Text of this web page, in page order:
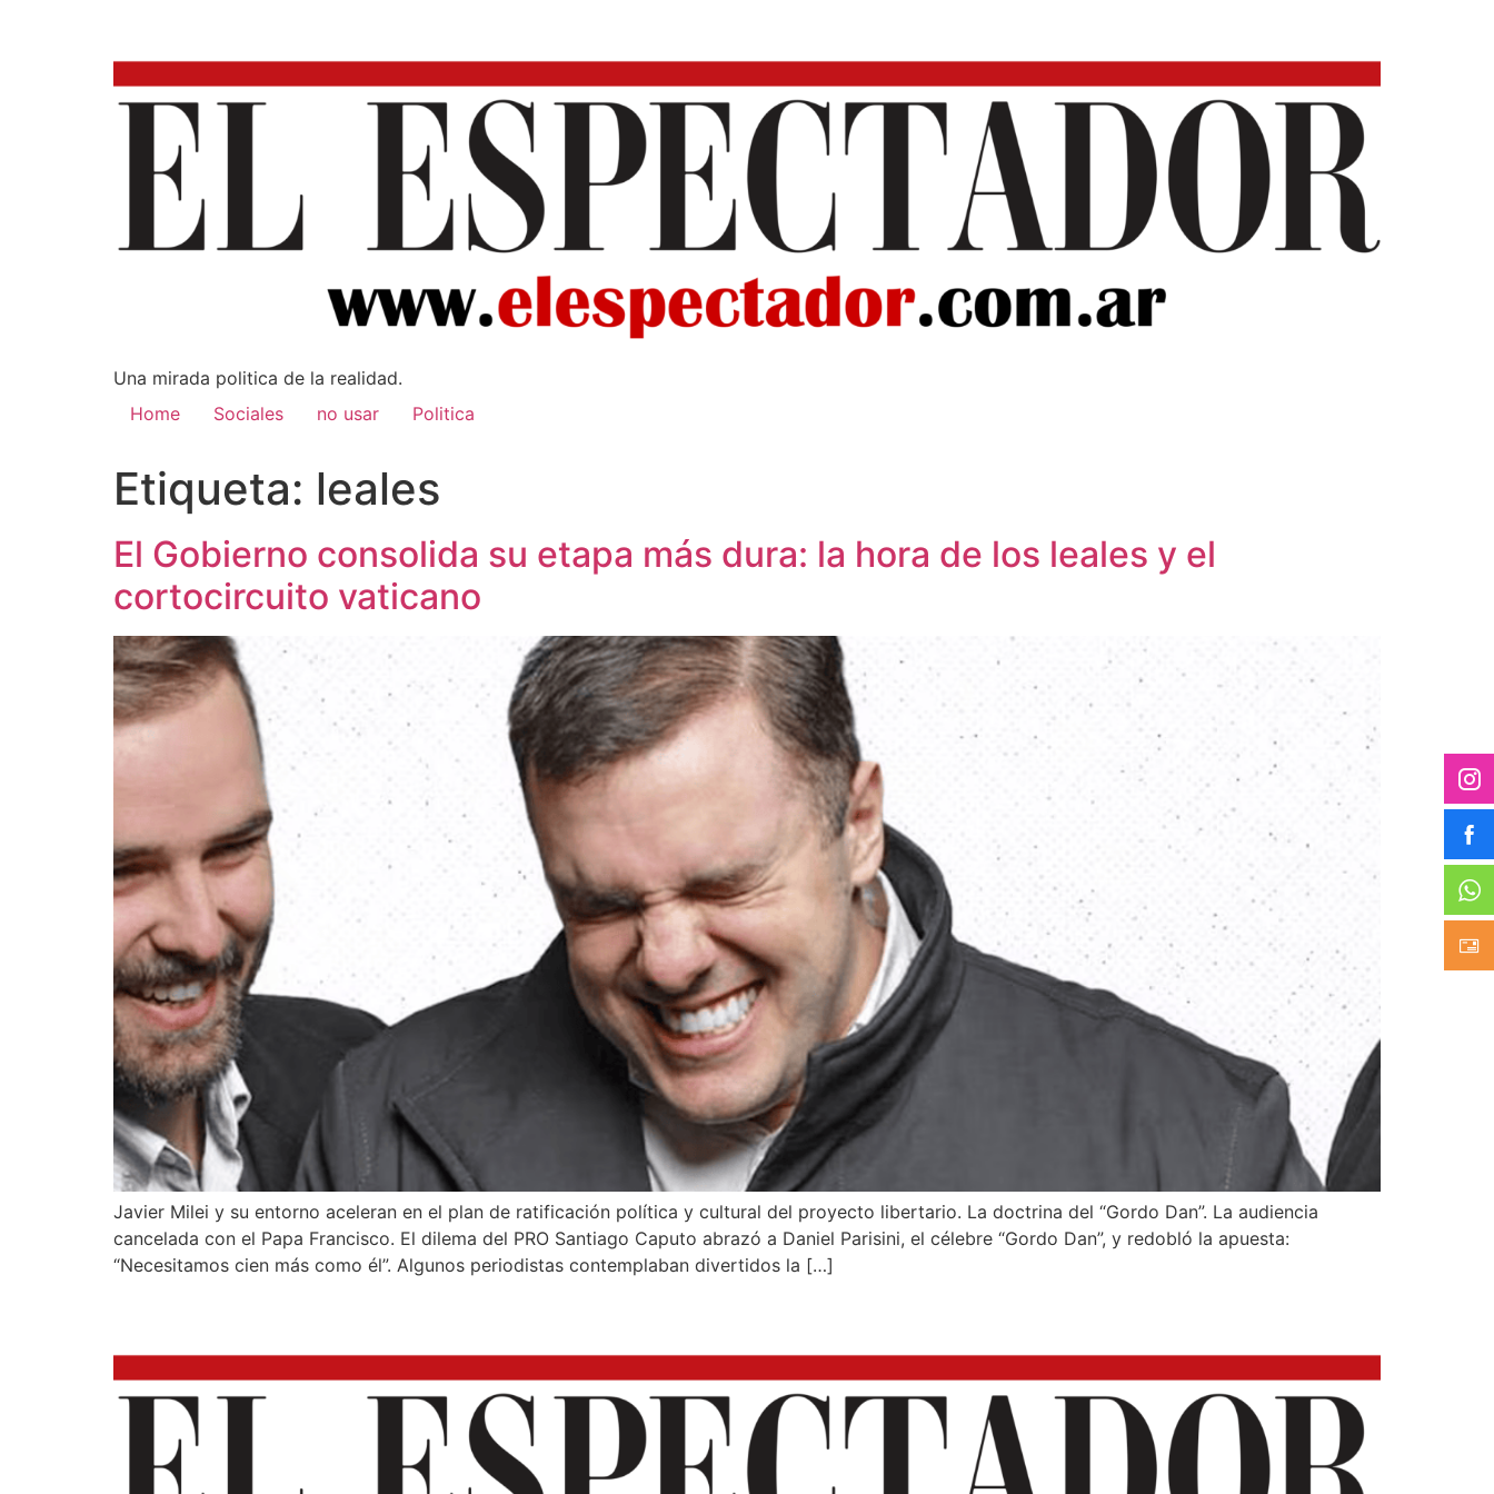
Una mirada poli­tica de la realidad.
Home
Sociales no usar Politica
Etiqueta: leales
El Gobierno consolida su etapa más dura: la hora de los leales y el
cortocircuito vaticano
Javier Milei y su entorno aceleran en el plan de ratificación política y cultural del proyecto libertario. La doctrina del “Gordo Dan”. La audiencia
cancelada con el Papa Francisco. El dilema del PRO Santiago Caputo abrazó a Daniel Parisini, el célebre “Gordo Dan”, y redobló la apuesta:
“Necesitamos cien más como él”. Algunos periodistas contemplaban divertidos la […]